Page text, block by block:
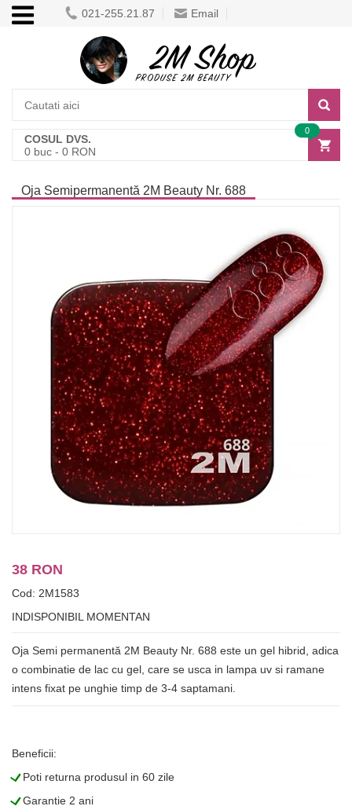
021-255.21.87 Email
COSUL DVS.
0 buc - 0 RON
0
Oja Semipermanentă 2M Beauty Nr. 688
38 RON
Cod: 2M1583
INDISPONIBIL MOMENTAN
Oja Semi permanentă 2M Beauty Nr. 688 este un gel hibrid, adica
o combinatie de lac cu gel, care se usca in lampa uv si ramane
intens fixat pe unghie timp de 3-4 saptamani.
Beneficii:
LPoti returna produsul in 60 zile
LGarantie 2 ani